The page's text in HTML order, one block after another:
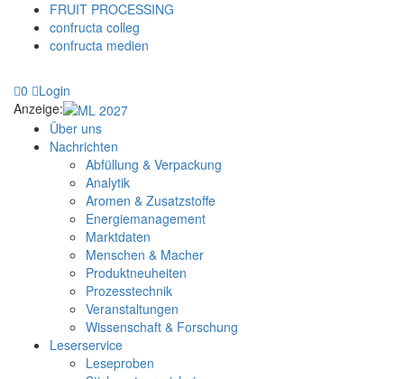
FRUIT PROCESSING
confructa colleg
confructa medien
0
Login
Anzeige:
Über uns
Nachrichten
Abfüllung & Verpackung
Analytik
Aromen & Zusatzstoffe
Energiemanagement
Marktdaten
Menschen & Macher
Produktneuheiten
Prozesstechnik
Veranstaltungen
Wissenschaft & Forschung
Leserservice
Leseproben